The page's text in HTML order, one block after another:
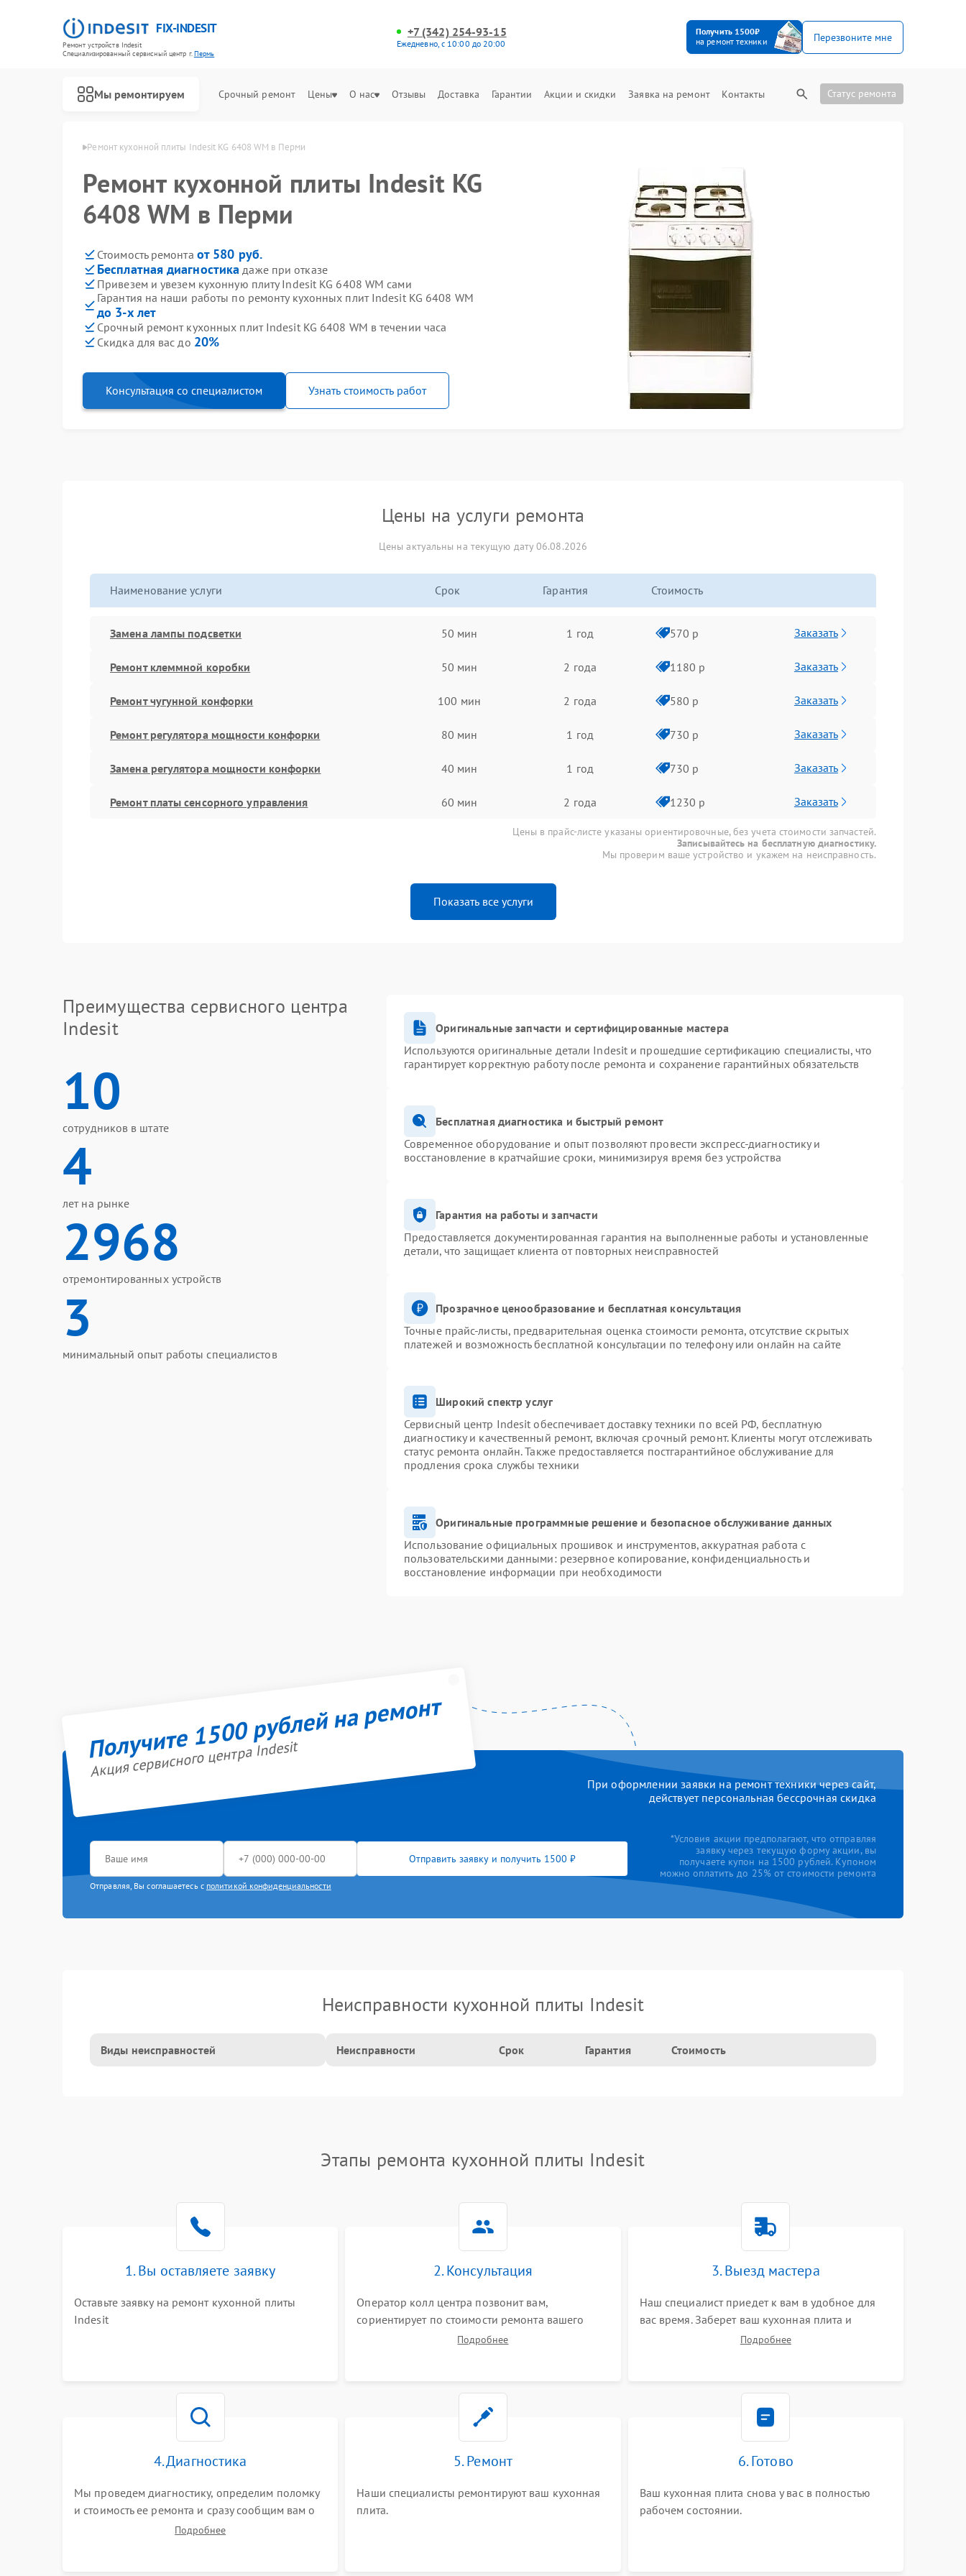
FIX-INDESIT
Ремонт устройств Indesit
Специализированный cервисный центр г.Пермь
+7 (342) 254-93-15
Ежедневно, с 10:00 до 20:00
Получить 1500₽
на ремонт техники
Перезвоните мне
Мы ремонтируем Срочный ремонт Цены О нас Отзывы Доставка Гарантии Акции и скидки Заявка на ремонт Контакты Статус ремонта
Indesit в Перми Ремонт кухонной плиты Indesit KG 6408 WM в Перми
Ремонт кухонной плиты Indesit KG
6408 WM в Перми
Стоимость ремонта от 580 руб.
Бесплатная диагностика даже при отказе
Привезем и увезем кухонную плиту Indesit KG 6408 WM сами
Гарантия на наши работы по ремонту кухонных плит Indesit KG 6408 WM
до 3-х лет
Срочный ремонт кухонных плит Indesit KG 6408 WM в течении часа
Скидка для вас до 20%
Консультация со специалистом Узнать стоимость работ
Цены на услуги ремонта
Цены актуальны на текущую дату 06.08.2026
Наименование услуги Срок Гарантия Стоимость
Замена лампы подсветки 50 мин 1 год 570 р Заказать
Ремонт клеммной коробки 50 мин 2 года 1180 р Заказать
Ремонт чугунной конфорки 100 мин 2 года 580 р Заказать
Ремонт регулятора мощности конфорки 80 мин 1 год 730 р Заказать
Замена регулятора мощности конфорки 40 мин 1 год 730 р Заказать
Ремонт платы сенсорного управления 60 мин 2 года 1230 р Заказать
Цены в прайс-листе указаны ориентировочные, без учета стоимости запчастей.
Записывайтесь на бесплатную диагностику.
Мы проверим ваше устройство и укажем на неисправность.
Показать все услуги
Преимущества сервисного центра
Indesit
10
сотрудников в штате
4
лет на рынке
2968
отремонтированных устройств
3
минимальный опыт работы специалистов
Оригинальные запчасти и сертифицированные мастера
Используются оригинальные детали Indesit и прошедшие сертификацию специалисты, что
гарантирует корректную работу после ремонта и сохранение гарантийных обязательств
Бесплатная диагностика и быстрый ремонт
Современное оборудование и опыт позволяют провести экспресс-диагностику и
восстановление в кратчайшие сроки, минимизируя время без устройства
Гарантия на работы и запчасти
Предоставляется документированная гарантия на выполненные работы и установленные
детали, что защищает клиента от повторных неисправностей
Прозрачное ценообразование и бесплатная консультация
Точные прайс-листы, предварительная оценка стоимости ремонта, отсутствие скрытых
платежей и возможность бесплатной консультации по телефону или онлайн на сайте
Широкий спектр услуг
Сервисный центр Indesit обеспечивает доставку техники по всей РФ, бесплатную
диагностику и качественный ремонт, включая срочный ремонт. Клиенты могут отслеживать
статус ремонта онлайн. Также предоставляется постгарантийное обслуживание для
продления срока службы техники
Оригинальные программные решение и безопасное обслуживание данных
Использование официальных прошивок и инструментов, аккуратная работа с
пользовательскими данными: резервное копирование, конфиденциальность и
восстановление информации при необходимости
Получите 1500 рублей на ремонт
Акция сервисного центра Indesit
При оформлении заявки на ремонт техники через сайт,
действует персональная бессрочная скидка
Отправить заявку и получить 1500 ₽
Отправляя, Вы соглашаетесь с политикой конфиденциальности
*Условия акции предполагают, что отправляя
заявку через текущую форму акции, вы
получаете купон на 1500 рублей. Купоном
можно оплатить до 25% от стоимости ремонта
Неисправности кухонной плиты Indesit
Виды неисправностей Неисправности Срок Гарантия Стоимость
Этапы ремонта кухонной плиты Indesit
1. Вы оставляете заявку
Оставьте заявку на ремонт кухонной плиты
Indesit
2. Консультация
Оператор колл центра позвонит вам,
сориентирует по стоимости ремонта вашего
кухонной плиты а также ответит на все ваши
Подробнее
3. Выезд мастера
Наш специалист приедет к вам в удобное для
вас время. Заберет ваш кухонная плита и
привезет на склад для диагностики.
Подробнее
4. Диагностика
Мы проведем диагностику, определим поломку
и стоимость ее ремонта и сразу сообщим вам о
Подробнее
5. Ремонт
Наши специалисты ремонтируют ваш кухонная
плита.
6. Готово
Ваш кухонная плита снова у вас в полностью
рабочем состоянии.